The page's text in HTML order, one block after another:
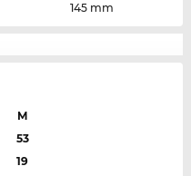
145 mm
M
53
19